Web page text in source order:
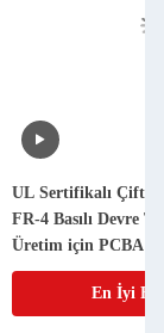
UL Sertifikalı Çift
FR-4 Basılı Devre
Üretim için PCBA
En İyi